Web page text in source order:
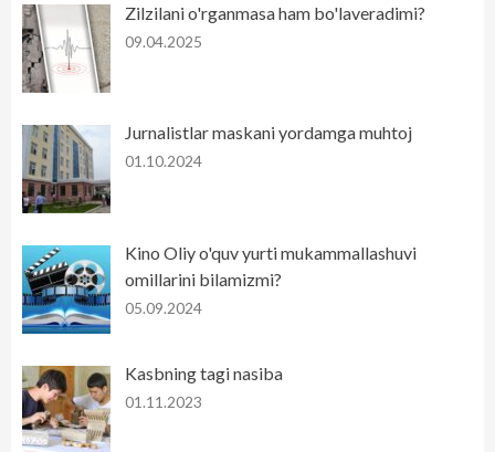
Zilzilani o'rganmasa ham bo'laveradimi?
09.04.2025
Jurnalistlar maskani yordamga muhtoj
01.10.2024
Kino Oliy o'quv yurti mukammallashuvi
omillarini bilamizmi?
05.09.2024
Kasbning tagi nasiba
01.11.2023